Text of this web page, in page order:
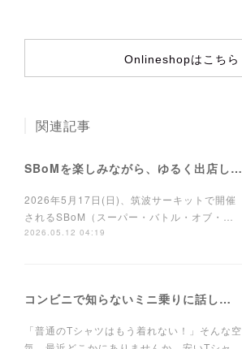
Onlineshopはこちら
関連記事
SBoMを楽しみながら、ゆるく出店しませんか？
2026年5月17日(日)、筑波サーキットで開催
されるSBoM（スーパー・バトル・オブ・…
2026.05.12 04:19
コンビニで知らないミニ乗りに話しかけられるTシャツ
「普通のTシャツはもう着れない！」そんな空